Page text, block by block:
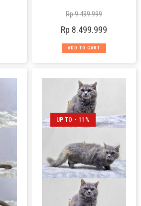
Rp9.499.999
Rp 8.499.999
ADD TO CART
UP TO - 11%